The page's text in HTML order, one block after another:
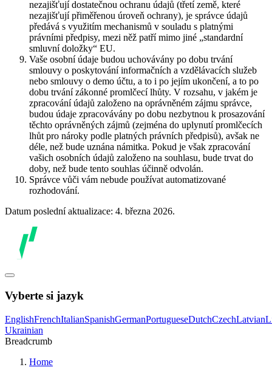
nezajišťují dostatečnou ochranu údajů (třetí země, které
nezajišťují přiměřenou úroveň ochrany), je správce údajů
předává s využitím mechanismů v souladu s platnými
právními předpisy, mezi něž patří mimo jiné „standardní
smluvní doložky“ EU.
Vaše osobní údaje budou uchovávány po dobu trvání
smlouvy o poskytování informačních a vzdělávacích služeb
nebo smlouvy o demo účtu, a to i po jejím ukončení, a to po
dobu trvání zákonné promlčecí lhůty. V rozsahu, v jakém je
zpracování údajů založeno na oprávněném zájmu správce,
budou údaje zpracovávány po dobu nezbytnou k prosazování
těchto oprávněných zájmů (zejména do uplynutí promlčecích
lhůt pro nároky podle platných právních předpisů), avšak ne
déle, než bude uznána námitka. Pokud je však zpracování
vašich osobních údajů založeno na souhlasu, bude trvat do
doby, než bude tento souhlas účinně odvolán.
Správce vůči vám nebude používat automatizované
rozhodování.
Datum poslední aktualizace: 4. března 2026.
Vyberte si jazyk
EnglishFrenchItalianSpanishGermanPortugueseDutchCzechLatvian
Ukrainian
Breadcrumb
Home